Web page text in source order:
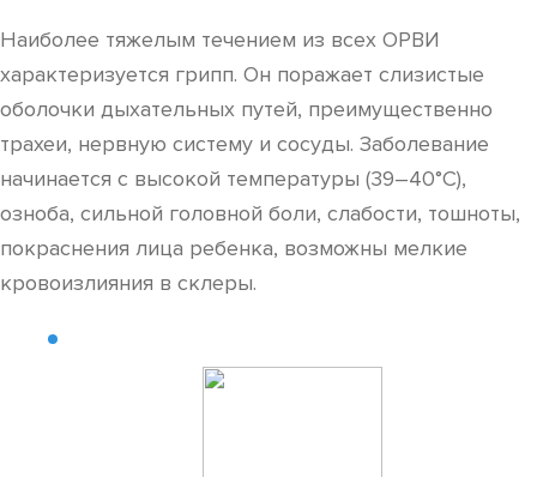
Наиболее тяжелым течением из всех ОРВИ
характеризуется грипп. Он поражает слизистые
оболочки дыхательных путей, преимущественно
трахеи, нервную систему и сосуды. Заболевание
начинается с высокой температуры (39–40°С),
озноба, сильной головной боли, слабости, тошноты,
покраснения лица ребенка, возможны мелкие
кровоизлияния в склеры.